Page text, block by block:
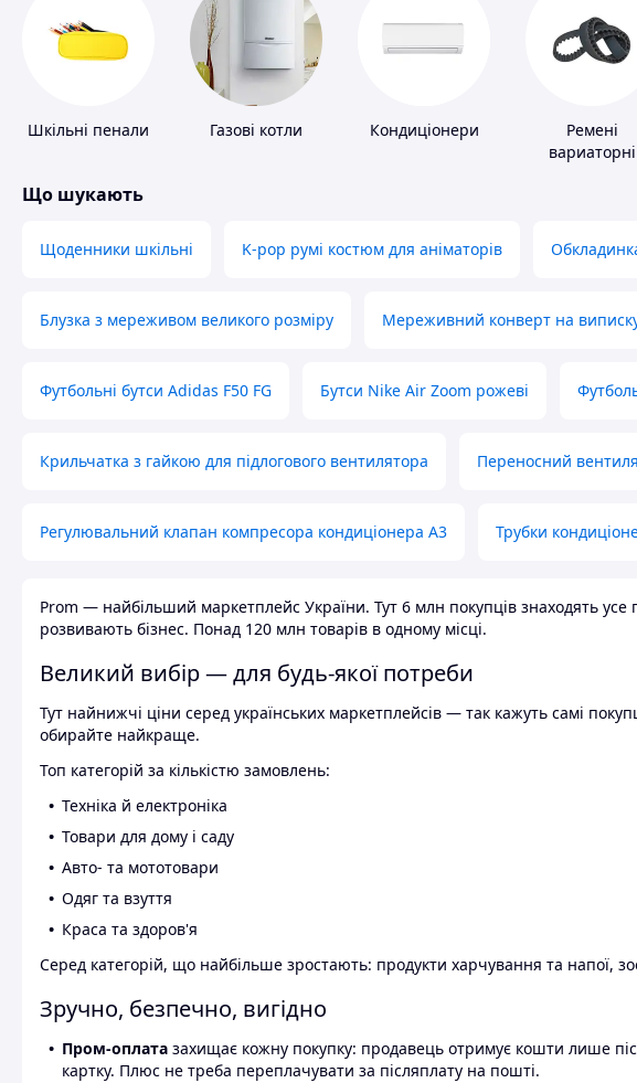
Шкільні пенали Газові котли Кондиціонери
Ремені
вариаторні
Що шукають
Щоденники шкільні K-pop румі костюм для аніматорів
Блузка з мереживом великого розміру Мереживний конверт на
Футбольні бутси Adidas F50 FG Бутси Nike Air Zoom рожеві
Крильчатка з гайкою для підлогового вентилятора Переносний
Регулювальний клапан компресора кондиціонера А3 Трубки
Prom — найбільший маркетплейс України. Тут 6 млн покупців знаходять усе
розвивають бізнес. Понад 120 млн товарів в одному місці.
Великий вибір — для будь-якої потреби
Тут найнижчі ціни серед українських маркетплейсів — так кажуть самі
обирайте найкраще.
Топ категорій за кількістю замовлень:
Техніка й електроніка
Товари для дому і саду
Авто- та мототовари
Одяг та взуття
Краса та здоров'я
Серед категорій, що найбільше зростають: продукти харчування та напої,
Зручно, безпечно, вигідно
Пром-оплата захищає кожну покупку: продавець отримує кошти лише
картку. Плюс не треба переплачувати за післяплату на пошті.